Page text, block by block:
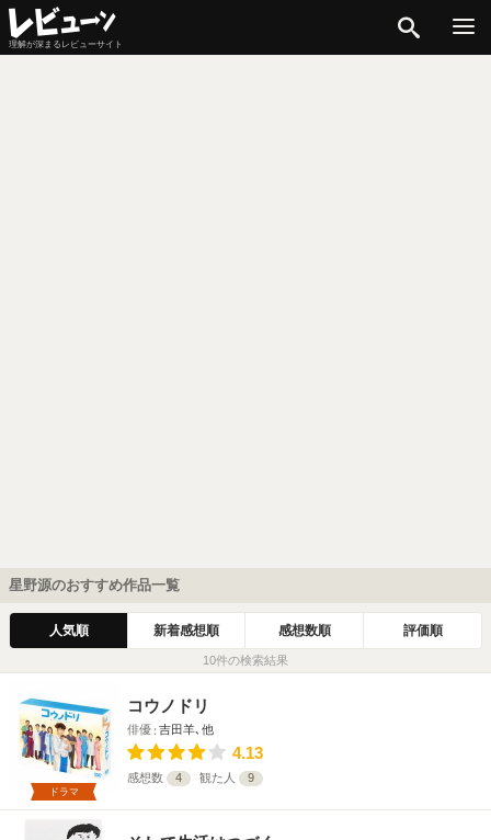
理解が深まるレビューサイト
星野源のおすすめ作品一覧
人気順 新着感想順 感想数順 評価順
10件の検索結果
ドラマ
コウノドリ
俳優 吉田羊､他
4.13
感想数 4 観た人 9